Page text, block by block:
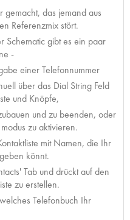
das jemand aus
Referenzmix stört.
Schematic gibt es ein paar
-
einer Telefonnummer
über das Dial String Feld
und Knöpfe,
und zu beenden, oder
zu aktivieren.
mit Namen, die Ihr
könnt.
Tab und drückt auf den
zu erstellen.
Telefonbuch Ihr